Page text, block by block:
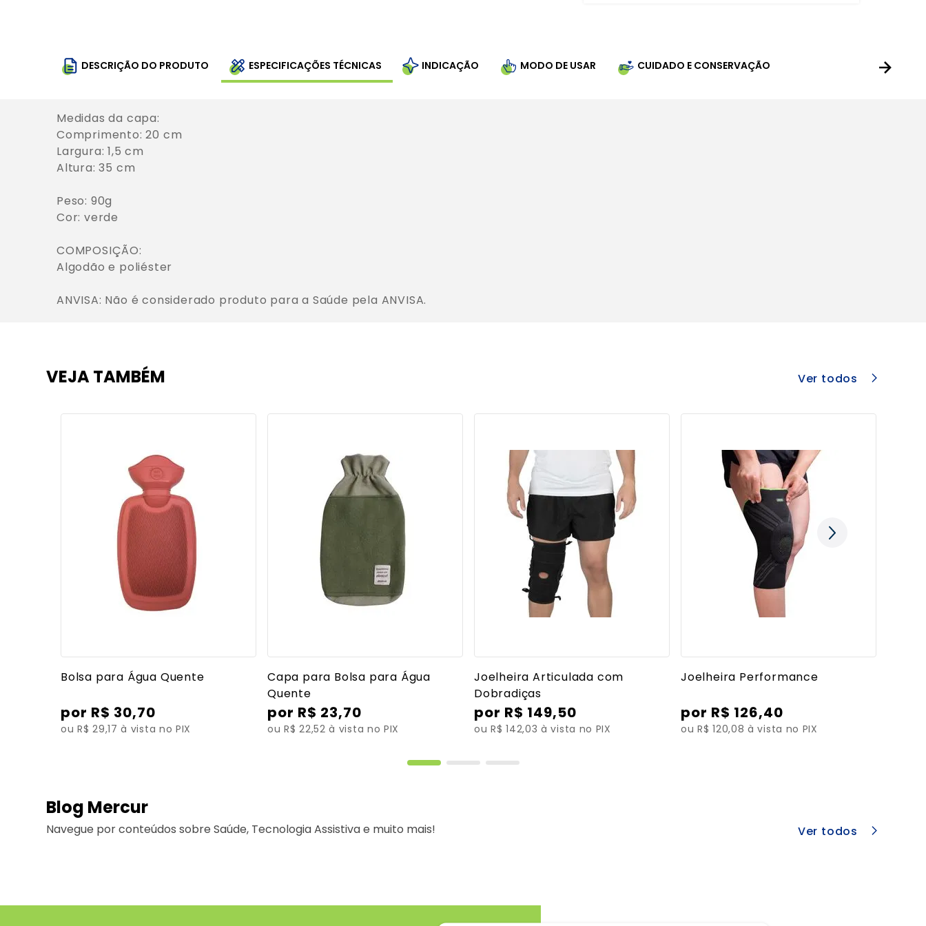
DESCRIÇÃO DO PRODUTO ESPECIFICAÇÕES TÉCNICAS INDICAÇÃO MODO DE USAR CUIDADO E CONSERVAÇÃO
Medidas da capa:
Comprimento: 20 cm
Largura: 1,5 cm
Altura: 35 cm
Peso: 90g
Cor: verde
COMPOSIÇÃO:
Algodão e poliéster
ANVISA: Não é considerado produto para a Saúde pela ANVISA.
VEJA TAMBÉM Ver todos
Bolsa para Água Quente
R$ 30,70
ou R$ 29,17 à vista no PIX
Capa para Bolsa para Água
Quente
R$ 23,70
ou R$ 22,52 à vista no PIX
Joelheira Articulada com
Dobradiças
R$ 149,50
ou R$ 142,03 à vista no PIX
Joelheira Performance
R$ 126,40
ou R$ 120,08 à vista no PIX
Blog Mercur
Navegue por conteúdos sobre Saúde, Tecnologia Assistiva e muito mais! Ver todos